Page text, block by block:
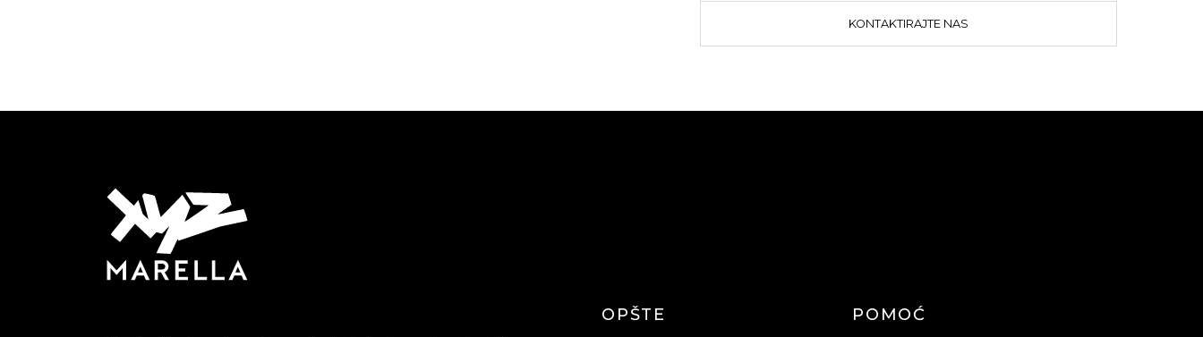
KONTAKTIRAJTE NAS
OPŠTE
POMOĆ